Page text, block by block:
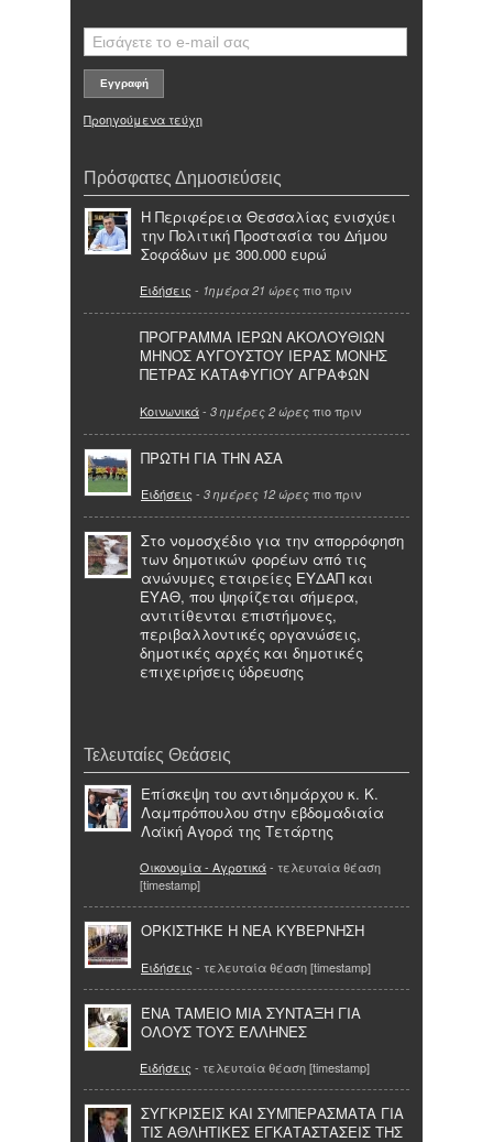
Προηγούμενα τεύχη
Πρόσφατες Δημοσιεύσεις
Η Περιφέρεια Θεσσαλίας ενισχύει
την Πολιτική Προστασία του Δήμου
Σοφάδων με 300.000 ευρώ
Ειδήσεις - 1ημέρα 21 ώρες πιο πριν
ΠΡΟΓΡΑΜΜΑ ΙΕΡΩΝ ΑΚΟΛΟΥΘΙΩΝ
ΜΗΝΟΣ ΑΥΓΟΥΣΤΟΥ ΙΕΡΑΣ ΜΟΝΗΣ
ΠΕΤΡΑΣ ΚΑΤΑΦΥΓΙΟΥ ΑΓΡΑΦΩΝ
Κοινωνικά- 3 ημέρες 2 ώρες πιο πριν
ΠΡΩΤΗ ΓΙΑ ΤΗΝ ΑΣΑ
Ειδήσεις - 3 ημέρες 12 ώρες πιο πριν
Στο νομοσχέδιο για την απορρόφηση
των δημοτικών φορέων από τις
ανώνυμες εταιρείες ΕΥΔΑΠ και
ΕΥΑΘ, που ψηφίζεται σήμερα,
αντιτίθενται επιστήμονες,
περιβαλλοντικές οργανώσεις,
δημοτικές αρχές και δημοτικές
επιχειρήσεις ύδρευσης
Τελευταίες Θεάσεις
Επίσκεψη του αντιδημάρχου κ. Κ.
Λαμπρόπουλου στην εβδομαδιαία
Λαϊκή Αγορά της Τετάρτης
Οικονομία - Αγροτικά- τελευταία θέαση
[timestamp]
ΟΡΚΙΣΤΗΚΕ Η ΝΕΑ ΚΥΒΕΡΝΗΣΗ
Ειδήσεις - τελευταία θέαση [timestamp]
ΈΝΑ ΤΑΜΕΙΟ ΜΙΑ ΣΥΝΤΑΞΗ ΓΙΑ
ΟΛΟΥΣ ΤΟΥΣ ΈΛΛΗΝΕΣ
Ειδήσεις - τελευταία θέαση [timestamp]
ΣΥΓΚΡΙΣΕΙΣ ΚΑΙ ΣΥΜΠΕΡΑΣΜΑΤΑ ΓΙΑ
ΤΙΣ ΑΘΛΗΤΙΚΕΣ ΕΓΚΑΤΑΣΤΑΣΕΙΣ ΤΗΣ